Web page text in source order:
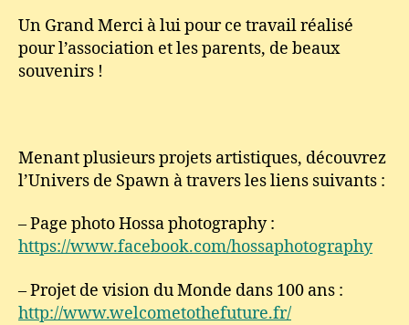
Un Grand Merci à lui pour ce travail réalisé
pour l’association et les parents, de beaux
souvenirs !
Menant plusieurs projets artistiques, découvrez
l’Univers de Spawn à travers les liens suivants :
– Page photo Hossa photography :
https://www.facebook.com/hossaphotography
– Projet de vision du Monde dans 100 ans :
http://www.welcometothefuture.fr/